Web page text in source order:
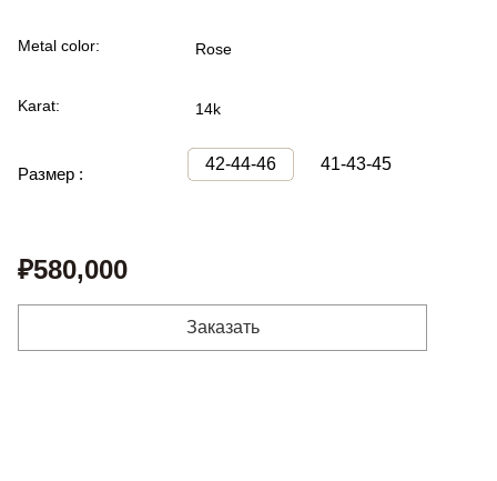
Metal color: Rose
Karat: 14k
Размер :
42-44-46 41-43-45
₽580,000
Заказать